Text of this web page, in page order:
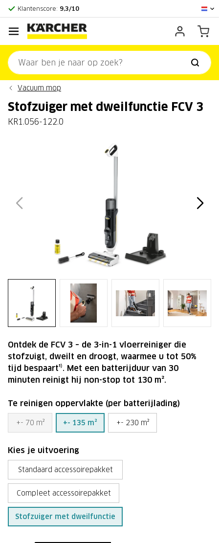
Klantenscore: 9,3/10
Vacuum mop
Stofzuiger met dweilfunctie FCV 3
KR1.056-122.0
Te reinigen oppervlakte (per batterijlading)
+- 70 m² +- 135 m² +- 230 m²
Kies je uitvoering
Standaard accessoirepakket
Compleet accessoirepakket
Stofzuiger met dweilfunctie
Ontdek de FCV 3 – de 3-in-1 vloerreiniger die
stofzuigt, dweilt en droogt, waarmee u tot 50%
tijd bespaart¹⁾. Met een batterijduur van 30
minuten reinigt hij non-stop tot 130 m².